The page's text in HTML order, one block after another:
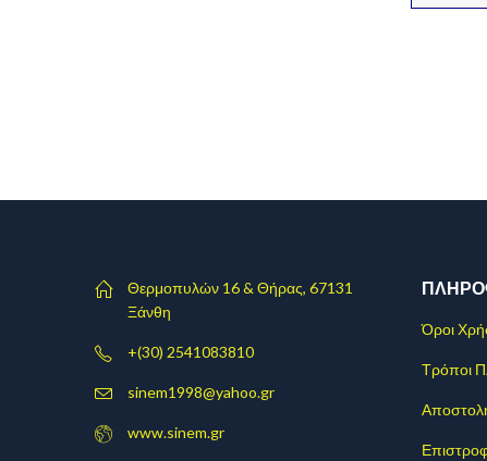
Θερμοπυλών 16 & Θήρας, 67131
Ξάνθη
+(30) 2541083810
sinem1998@yahoo.gr
www.sinem.gr
Όροι
Τρόποι